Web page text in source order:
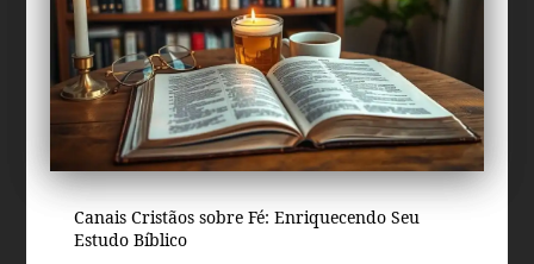
Canais Cristãos sobre Fé: Enriquecendo Seu
Estudo Bíblico